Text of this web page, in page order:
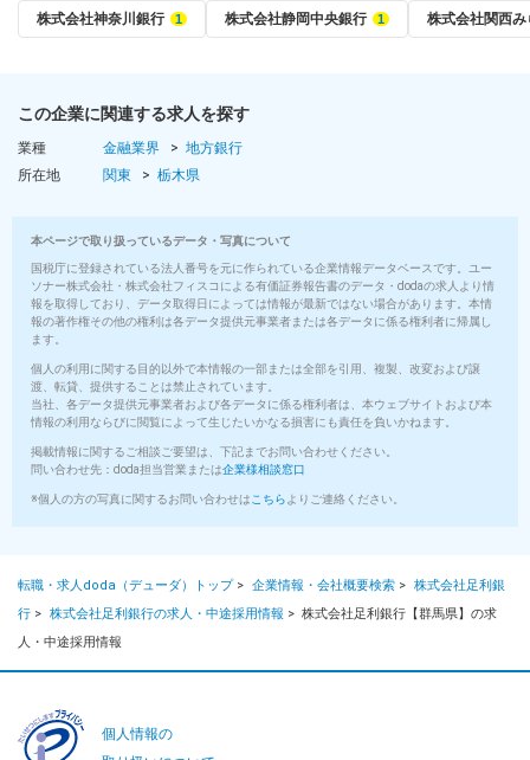
株式会社神奈川銀行 株式会社静岡中央銀行 株式会社関西み
この企業に関連する求人を探す
業種 金融業界
地方銀行
所在地
関東 栃木県
本ページで取り扱っているデータ・写真について
国税庁に登録されている法人番号を元に作られている企業情報データベースです。ユー
ソナー株式会社・株式会社フィスコによる有価証券報告書のデータ・dodaの求人より情
報を取得しており、データ取得日によっては情報が最新ではない場合があります。本情
報の著作権その他の権利は各データ提供元事業者または各データに係る権利者に帰属し
ます。
個人の利用に関する目的以外で本情報の一部または全部を引用、複製、改変および譲
渡、転貸、提供することは禁止されています。
当社、各データ提供元事業者および各データに係る権利者は、本ウェブサイトおよび本
情報の利用ならびに閲覧によって生じたいかなる損害にも責任を負いかねます。
掲載情報に関するご相談ご要望は、下記までお問い合わせください。
問い合わせ先：doda担当営業または企業様相談窓口
※個人の方の写真に関するお問い合わせは こちら よりご連絡ください。
転職・求人doda（デューダ）トップ> 企業情報・会社概要検索 > 株式会社足利銀
行 > 株式会社足利銀行の求人・中途採用情報 > 株式会社足利銀行【群馬県】の求
人・中途採用情報
個人情報の